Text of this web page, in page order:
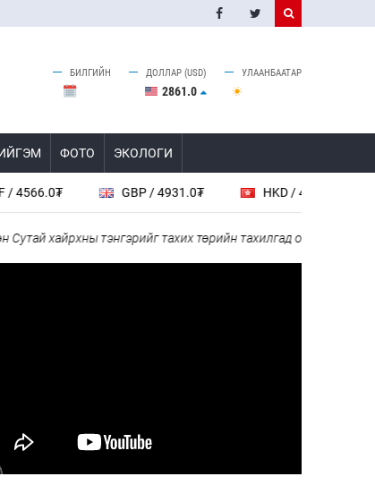
БИЛГИЙН ДОЛЛАР (USD)
2861.0
УЛААНБААТАР
ФОТО ЭКОЛОГИ
GBP / 4931.0₮ HKD / 461.6₮
хайрхны тэнгэрийг тахих төрийн тахилгад оролцлоо